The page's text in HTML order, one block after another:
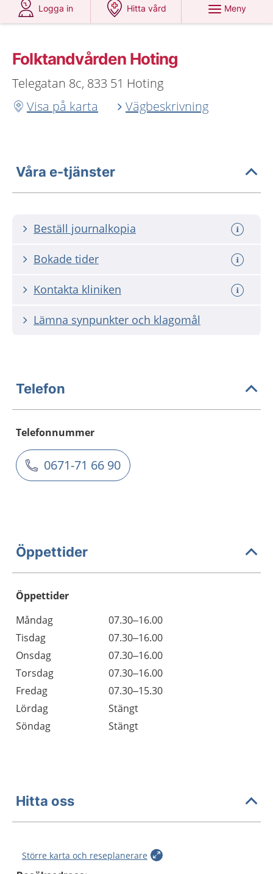
Logga in
Hitta vård
Meny
Folktandvården Hoting
Telegatan 8c, 833 51 Hoting
Visa på karta
Vägbeskrivning
Våra e-tjänster
Beställ journalkopia
Bokade tider
Kontakta kliniken
Lämna synpunkter och klagomål
Telefon
Telefonnummer
0671-71 66 90
Öppettider
Öppettider
Dag
Öppettider
Kommentarer
Måndag
07.30–16.00
Tisdag
07.30–16.00
Onsdag
07.30–16.00
Torsdag
07.30–16.00
Fredag
07.30–15.30
Lördag
Stängt
Söndag
Stängt
Hitta oss
Större karta och reseplanerare